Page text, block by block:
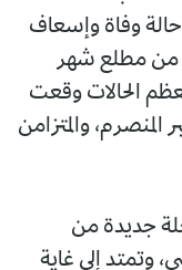
الإذاعية الأولى، إلى أنه تم تسجيل 23 حالة وفاة وإسعاف
من مطلع شهر
ومعظم الحالات وقعت
والمتزامن
جديدة من
6 أكتوبر الماضي، وتمتد إلى غاية